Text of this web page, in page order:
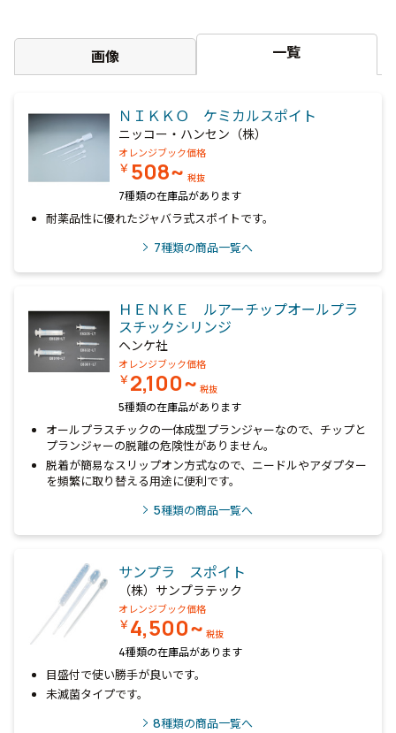
画像 一覧
ＮＩＫＫＯ ケミカルスポイト
ニッコー・ハンセン（株）
オレンジブック価格
￥ 508~ 税抜
7種類の在庫品があります
耐薬品性に優れたジャバラ式スポイトです。
7種類の商品一覧へ
ＨＥＮＫＥ ルアーチップオールプラ
スチックシリンジ
ヘンケ社
オレンジブック価格
￥2,100~ 税抜
5種類の在庫品があります
オールプラスチックの一体成型プランジャーなので、チップと
プランジャーの脱離の危険性がありません。
脱着が簡易なスリップオン方式なので、ニードルやアダプター
を頻繁に取り替える用途に便利です。
5種類の商品一覧へ
サンプラ スポイト
（株）サンプラテック
オレンジブック価格
￥4,500~ 税抜
4種類の在庫品があります
目盛付で使い勝手が良いです。
未滅菌タイプです。
8種類の商品一覧へ